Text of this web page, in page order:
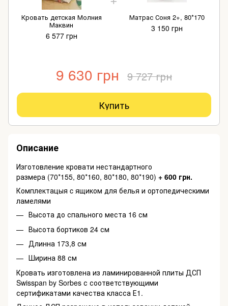
Кровать детская Молния
Маквин
6 577 грн
Матрас Соня 2+, 80*170
3 150 грн
9 630 грн 9 727 грн
Купить
Описание
Изготовление кровати нестандартного
размера (70*155, 80*160, 80*180, 80*190) + 600 грн.
Комплектацыя c ящиком для белья и ортопедическими
ламелями
Высота до спального места 16 см
Высота бортиков 24 см
Длинна 173,8 см
Ширина 88 см
Кровать изготовлена из ламинированной плиты ДСП
Swisspan by Sorbes с соответствующими
сертификатами качества класса Е1.